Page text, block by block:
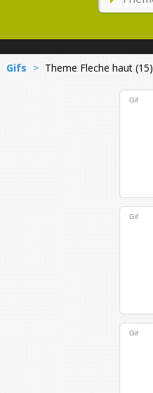
Gifs > Theme Fleche haut (15)
Gif
Gif
Gif